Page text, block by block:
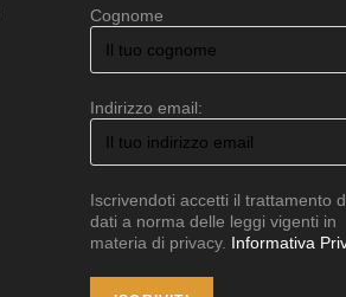
Cognome
Indirizzo email:
Iscrivendoti accetti il trattamento
dati a norma delle leggi vigenti in
materia di privacy. Informativa